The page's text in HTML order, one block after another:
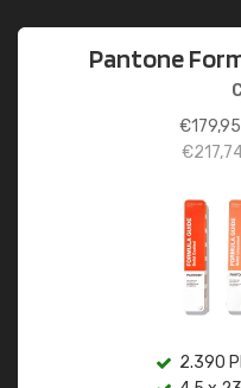
Pantone
€179,95
€
2.390